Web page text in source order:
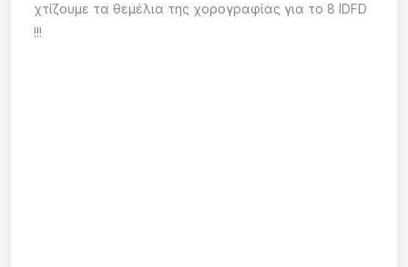
χτίζουμε τα θεμέλια της χορογραφίας για το 8 IDFD
!!!